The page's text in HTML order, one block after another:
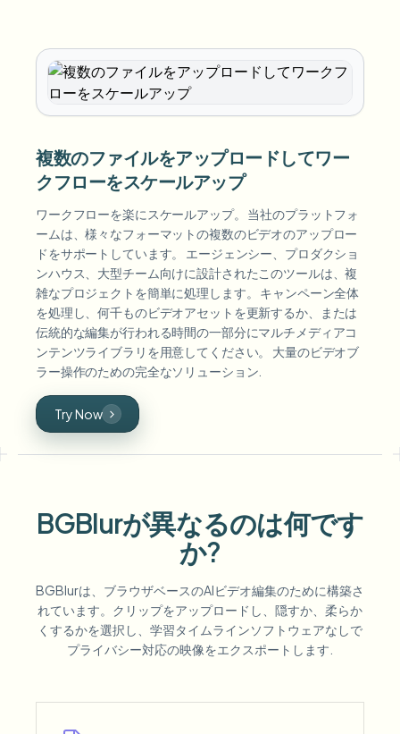
複数のファイルをアップロードしてワー
クフローをスケールアップ
ワークフローを楽にスケールアップ。 当社のプラットフォ
ームは、様々なフォーマットの複数のビデオのアップロー
ドをサポートしています。 エージェンシー、プロダクショ
ンハウス、大型チーム向けに設計されたこのツールは、複
雑なプロジェクトを簡単に処理します。 キャンペーン全体
を処理し、何千ものビデオアセットを更新するか、または
伝統的な編集が行われる時間の一部分にマルチメディアコ
ンテンツライブラリを用意してください。 大量のビデオブ
ラー操作のための完全なソリューション.
Try Now
BGBlurが異なるのは何です
か?
BGBlurは、ブラウザベースのAIビデオ編集のために構築さ
れています。クリップをアップロードし、隠すか、柔らか
くするかを選択し、学習タイムラインソフトウェアなしで
プライバシー対応の映像をエクスポートします.